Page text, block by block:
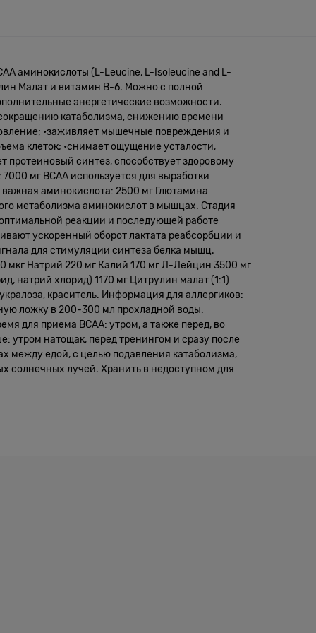
аминокислоты (L-Leucine, L-Isoleucine and L-
Малат и витамин В-6. Можно с полной
энергетические возможности.
катаболизма, снижению времени
•заживляет мышечные повреждения и
клеток; •снимает ощущение усталости,
протеиновый синтез, способствует здоровому
мг ВСАА используется для выработки
аминокислота: 2500 мг Глютамина
метаболизма аминокислот в мышцах. Стадия
реакции и последующей работе
ускоренный оборот лактата реабсорбции и
для стимуляции синтеза белка мышц.
мкг Натрий 220 мг Калий 170 мг Л-Лейцин 3500 мг
натрий хлорид) 1170 мг Цитрулин малат (1:1)
краситель. Информация для аллергиков:
ложку в 200-300 мл прохладной воды.
для приема BCAA: утром, а также перед, во
утром натощак, перед тренингом и сразу после
между едой, с целью подавления катаболизма,
солнечных лучей. Хранить в недоступном для